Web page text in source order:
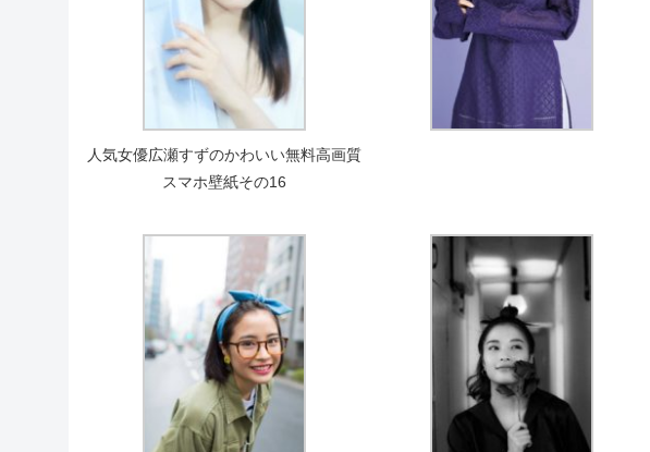
人気女優広瀬すずのかわいい無料高画質
スマホ壁紙その16